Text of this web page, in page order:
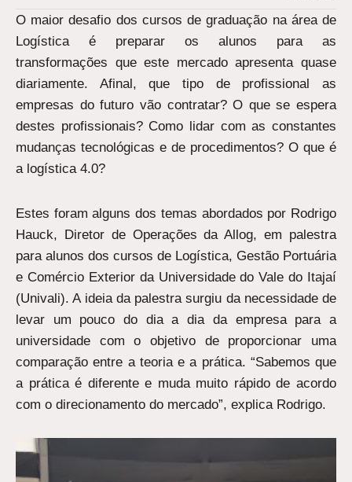
O maior desafio dos cursos de graduação na área de
Logística é preparar os alunos para as
transformações que este mercado apresenta quase
diariamente. Afinal, que tipo de profissional as
empresas do futuro vão contratar? O que se espera
destes profissionais? Como lidar com as constantes
mudanças tecnológicas e de procedimentos? O que é
a logística 4.0?
Estes foram alguns dos temas abordados por Rodrigo
Hauck, Diretor de Operações da Allog, em palestra
para alunos dos cursos de Logística, Gestão Portuária
e Comércio Exterior da Universidade do Vale do Itajaí
(Univali). A ideia da palestra surgiu da necessidade de
levar um pouco do dia a dia da empresa para a
universidade com o objetivo de proporcionar uma
comparação entre a teoria e a prática. “Sabemos que
a prática é diferente e muda muito rápido de acordo
com o direcionamento do mercado”, explica Rodrigo.